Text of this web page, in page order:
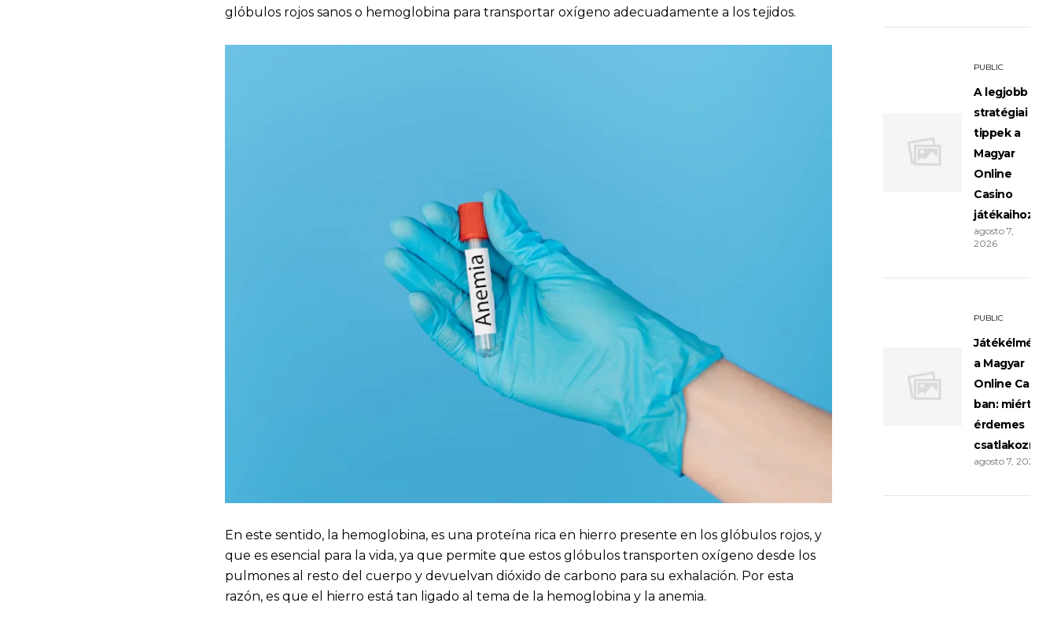
glóbulos rojos sanos o hemoglobina para transportar oxígeno adecuadamente a los tejidos.
En este sentido, la hemoglobina, es una proteína rica en hierro presente en los glóbulos rojos, y
que es esencial para la vida, ya que permite que estos glóbulos transporten oxígeno desde los
pulmones al resto del cuerpo y devuelvan dióxido de carbono para su exhalación. Por esta
razón, es que el hierro está tan ligado al tema de la hemoglobina y la anemia.
PUBLIC
A legjobb
stratégiai
tippek a
Magyar
Online
Casino
játékaihoz
agosto 7,
2026
PUBLIC
a Magyar
Online Casino-
ban: miért
érdemes
csatlakozni?
agosto 7, 2026